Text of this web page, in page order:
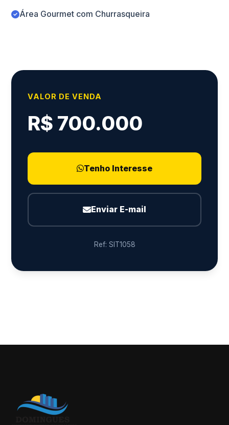
Área Gourmet com Churrasqueira
VALOR DE VENDA
R$ 700.000
Tenho Interesse
Enviar E-mail
Ref: SIT1058